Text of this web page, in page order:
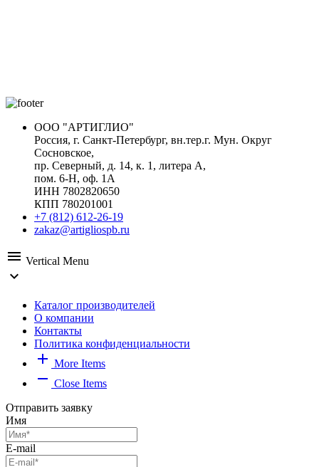
ООО "АРТИГЛИО"
Россия, г. Санкт-Петербург, вн.тер.г. Мун. Округ
Сосновское,
пр. Северный, д. 14, к. 1, литера А,
пом. 6-Н, оф. 1А
ИНН 7802820650
КПП 780201001
+7 (812) 612-26-19
zakaz@artigliospb.ru
menu Vertical Menu
expand_more
Каталог производителей
О компании
Контакты
Политика конфиденциальности
add More Items
remove Close Items
Отправить заявку
Имя
E-mail